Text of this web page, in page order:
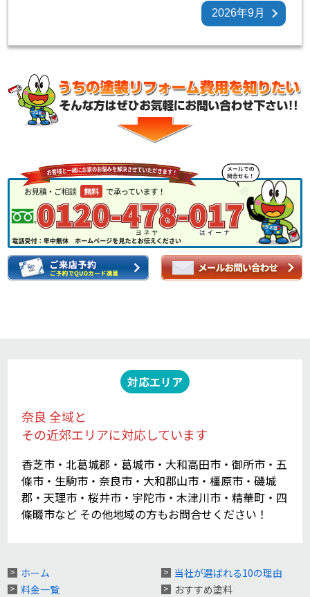
2026年9月
対応エリア
奈良 全域と
その近郊エリアに対応しています
香芝市・北葛城郡・葛城市・大和高田市・御所市・五
條市・生駒市・奈良市・大和郡山市・橿原市・磯城
郡・天理市・桜井市・宇陀市・木津川市・精華町・四
條畷市など その他地域の方もお問合せください！
ホーム
料金一覧
当社が選ばれる10の理由
おすすめ塗料